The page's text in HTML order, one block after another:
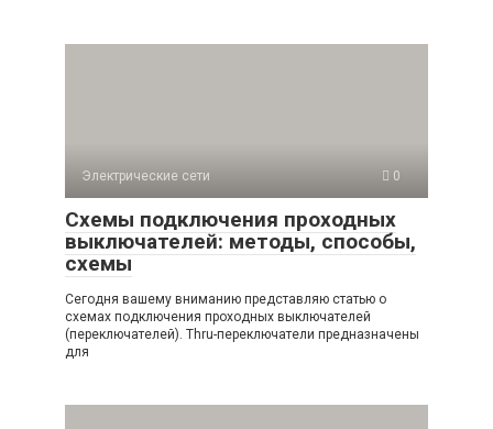
Электрические сети 0
Схемы подключения проходных
выключателей: методы, способы,
схемы
Сегодня вашему вниманию представляю статью о
схемах подключения проходных выключателей
(переключателей). Thru-переключатели предназначены
для